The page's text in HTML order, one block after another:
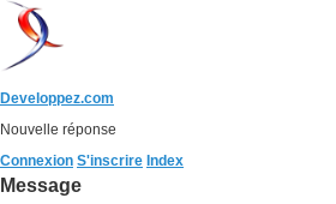
Developpez.com
Nouvelle réponse
Connexion S'inscrire Index
Message